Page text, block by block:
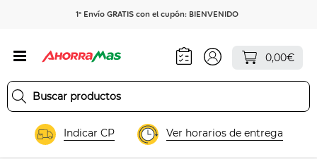
1º Envío GRATIS con el cupón: BIENVENIDO
0,00€
Indicar CP Ver horarios de entrega